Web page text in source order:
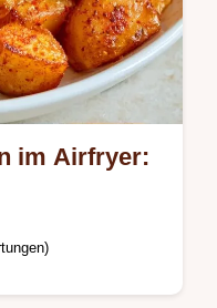
im Airfryer: